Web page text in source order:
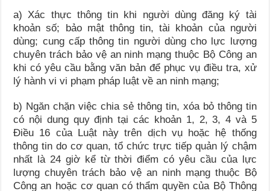
a) Xác thực thông tin khi người dùng đăng ký tài
khoản số; bảo mật thông tin, tài khoản của người
dùng; cung cấp thông tin người dùng cho lực lượng
chuyên trách bảo vệ an ninh mạng thuộc Bộ Công an
khi có yêu cầu bằng văn bản để phục vụ điều tra, xử
lý hành vi vi phạm pháp luật về an ninh mạng;
b) Ngăn chặn việc chia sẻ thông tin, xóa bỏ thông tin
có nội dung quy định tại các khoản 1, 2, 3, 4 và 5
Điều 16 của Luật này trên dịch vụ hoặc hệ thống
thông tin do cơ quan, tổ chức trực tiếp quản lý chậm
nhất là 24 giờ kể từ thời điểm có yêu cầu của lực
lượng chuyên trách bảo vệ an ninh mạng thuộc Bộ
Công an hoặc cơ quan có thẩm quyền của Bộ Thông